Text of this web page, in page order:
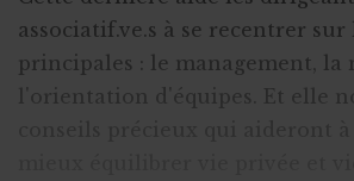
associatif.ve.s à se recentrer
principales : le management,
l'orientation d'équipes. Et elle